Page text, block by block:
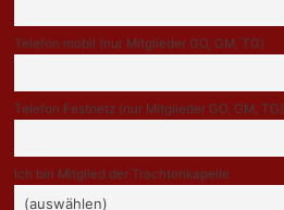
Telefon mobil (nur Mitglieder GO, GM, TG)
Telefon Festnetz (nur Mitglieder GO, GM, TG)
Ich bin Mitglied der Trachtenkapelle